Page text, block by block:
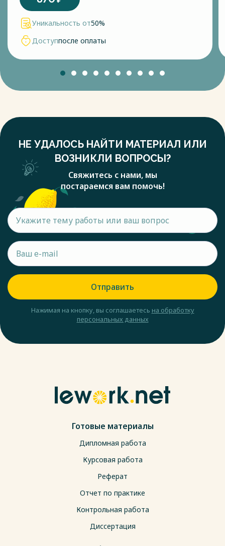
Уникальность от50%
Доступпосле оплаты
НЕ УДАЛОСЬ НАЙТИ МАТЕРИАЛ ИЛИ
ВОЗНИКЛИ ВОПРОСЫ?
Свяжитесь с нами, мы
постараемся вам помочь!
Отправить
Нажимая на кнопку, вы соглашаетесь на обработку
персональных данных
Готовые материалы
Дипломная работа
Курсовая работа
Реферат
Отчет по практике
Контрольная работа
Диссертация